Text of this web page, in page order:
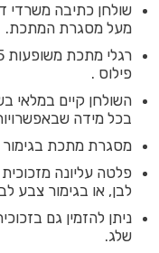
מעל מסגרת המתכת.
פילוס .
השולחן קיים במלאי
בכל מידה
מסגרת מתכת בגימור
לבן, או בגימור צבע
ניתן להזמין גם
שלג.